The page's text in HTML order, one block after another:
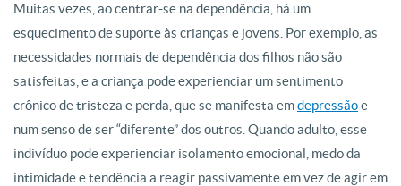
Muitas vezes, ao centrar-se na dependência, há um
esquecimento de suporte às crianças e jovens. Por exemplo, as
necessidades normais de dependência dos filhos não são
satisfeitas, e a criança pode experienciar um sentimento
crônico de tristeza e perda, que se manifesta emdepressãoe
num senso de ser “diferente” dos outros. Quando adulto, esse
indivíduo pode experienciar isolamento emocional, medo da
intimidade e tendência a reagir passivamente em vez de agir em